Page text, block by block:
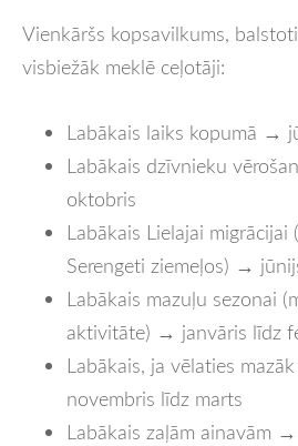
Vienkāršs kopsavilkums,
visbiežāk meklē ceļotāji:
Labākais laiks kopumā →
Labākais dzīvnieku
oktobris
Labākais Lielajai migrācijai
Serengeti ziemeļos) →
Labākais mazuļu sezonai
aktivitāte) → janvāris līdz
Labākais, ja vēlaties
novembris līdz marts
Labākais zaļām ainavām